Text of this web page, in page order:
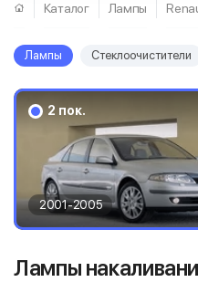
Каталог Лампы
Лампы Стеклоочистители
2 пок.
2001-2005
Лампы